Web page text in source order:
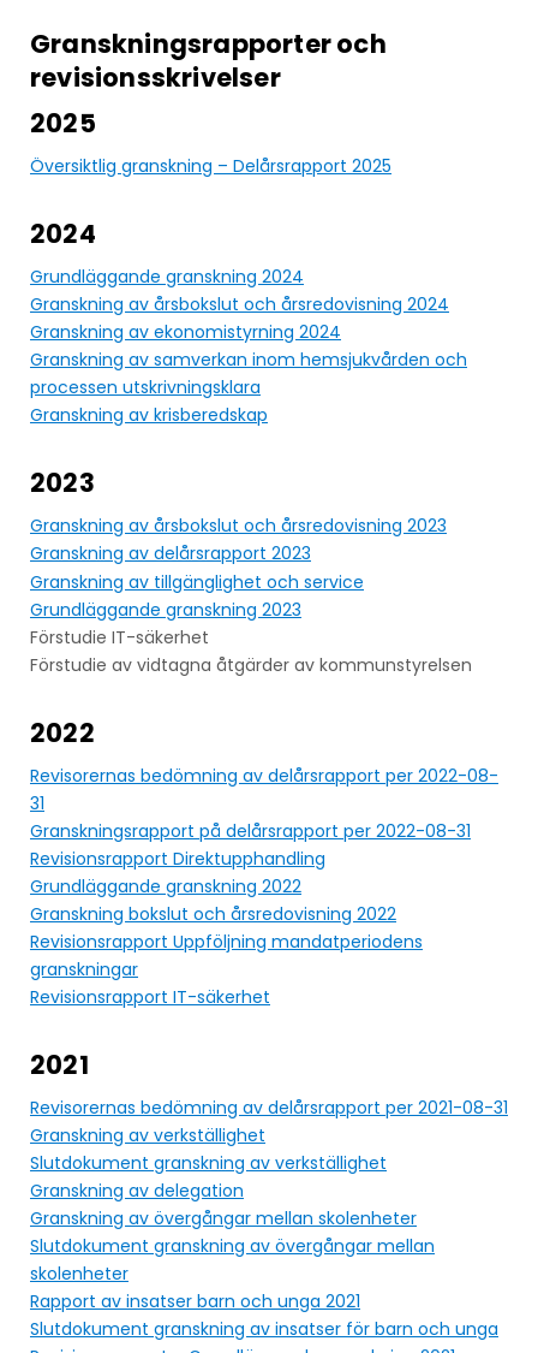
Granskningsrapporter och
revisionsskrivelser
2025
Översiktlig granskning – Delårsrapport 2025
2024
Grundläggande granskning 2024
Granskning av årsbokslut och årsredovisning 2024
Granskning av ekonomistyrning 2024
Granskning av samverkan inom hemsjukvården och
processen utskrivningsklara
Granskning av krisberedskap
2023
Granskning av årsbokslut och årsredovisning 2023
Granskning av delårsrapport 2023
Granskning av tillgänglighet och service
Grundläggande granskning 2023
Förstudie IT-säkerhet
Förstudie av vidtagna åtgärder av kommunstyrelsen
2022
Revisorernas bedömning av delårsrapport per 2022-08-
31
Granskningsrapport på delårsrapport per 2022-08-31
Revisionsrapport Direktupphandling
Grundläggande granskning 2022
Granskning bokslut och årsredovisning 2022
Revisionsrapport Uppföljning mandatperiodens
granskningar
Revisionsrapport IT-säkerhet
2021
Revisorernas bedömning av delårsrapport per 2021-08-31
Granskning av verkställighet
Slutdokument granskning av verkställighet
Granskning av delegation
Granskning av övergångar mellan skolenheter
Slutdokument granskning av övergångar mellan
skolenheter
Rapport av insatser barn och unga 2021
Slutdokument granskning av insatser för barn och unga